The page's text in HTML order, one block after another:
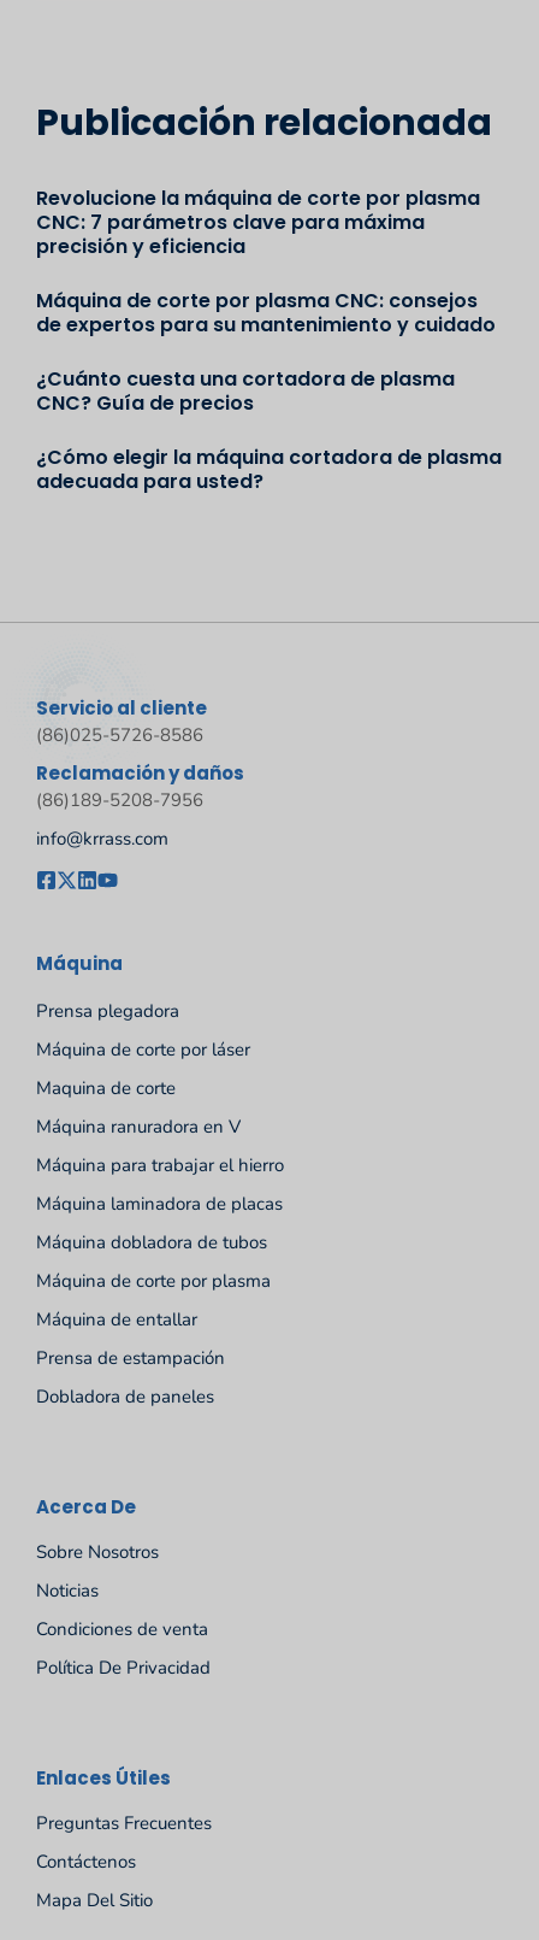
Publicación relacionada
Revolucione la máquina de corte por plasma
CNC: 7 parámetros clave para máxima
precisión y eficiencia
Máquina de corte por plasma CNC: consejos
de expertos para su mantenimiento y cuidado
¿Cuánto cuesta una cortadora de plasma
CNC? Guía de precios
¿Cómo elegir la máquina cortadora de plasma
adecuada para usted?
Servicio al cliente
(86)025-5726-8586
Reclamación y daños
(86)189-5208-7956
info@krrass.com
Máquina
Prensa plegadora
Máquina de corte por láser
Maquina de corte
Máquina ranuradora en V
Máquina para trabajar el hierro
Máquina laminadora de placas
Máquina dobladora de tubos
Máquina de corte por plasma
Máquina de entallar
Prensa de estampación
Dobladora de paneles
Acerca De
Sobre Nosotros
Noticias
Condiciones de venta
Política De Privacidad
Enlaces Útiles
Preguntas Frecuentes
Contáctenos
Mapa Del Sitio